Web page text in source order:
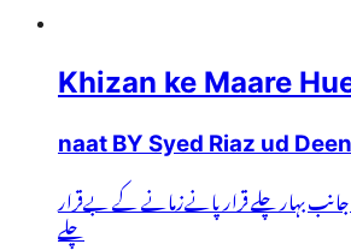
Khizan ke Maare
naat BY Syed Riaz ud
بہار چلے قرار پانےزمانے کے بےقرار
چلے